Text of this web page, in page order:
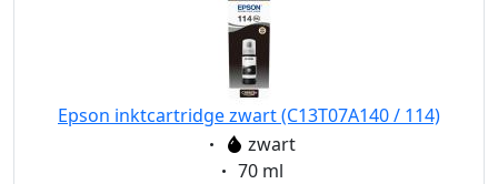
Epson inktcartridge zwart (C13T07A140 / 114)
Eigenschaft:
zwart
Eigenschaft:
70 ml